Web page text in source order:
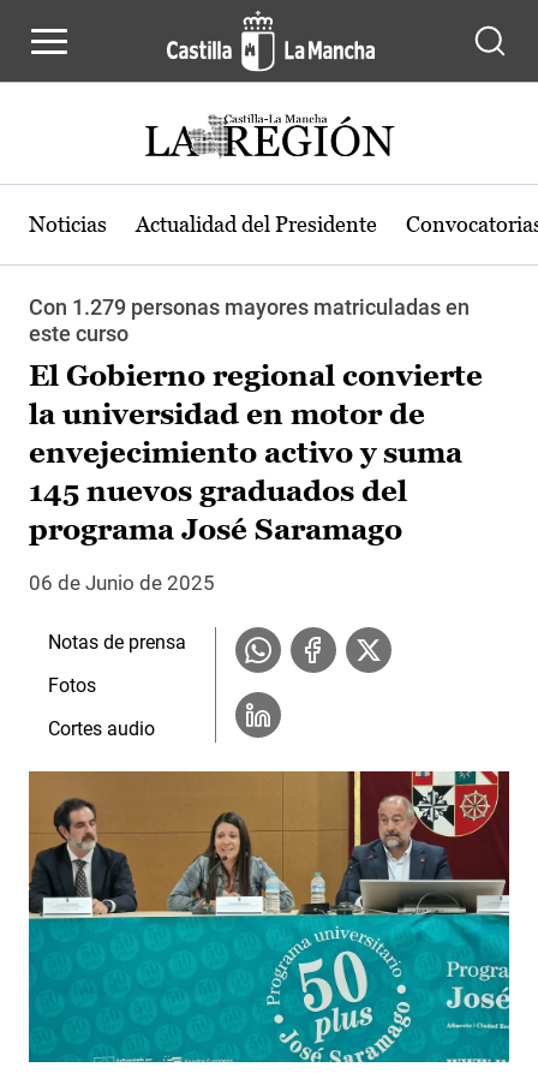
Noticias Actualidad del Presidente
Con 1.279 personas mayores matriculadas en
este curso
El Gobierno regional convierte
la universidad en motor de
envejecimiento activo y suma
145 nuevos graduados del
programa José Saramago
06 de Junio de 2025
Notas de prensa
Fotos
Cortes audio